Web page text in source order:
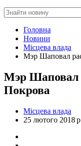
Головна
Новини
Місцева влада
Мэр Шаповал
Мэр Шаповал
Покрова
Місцева влада
25 лютого 2018